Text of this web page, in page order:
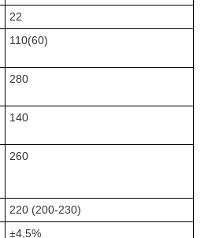
22
110(60)
280
140
260
220 (200-230)
±4,5%